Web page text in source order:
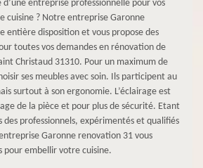
d’une entreprise professionnelle pour vos
cuisine ? Notre entreprise Garonne
entière disposition et vous propose des
toutes vos demandes en rénovation de
Christaud 31310. Pour un maximum de
ses meubles avec soin. Ils participent au
surtout à son ergonomie. L’éclairage est
de la pièce et pour plus de sécurité. Etant
des professionnels, expérimentés et qualifiés
Garonne renovation 31 vous
pour embellir votre cuisine.